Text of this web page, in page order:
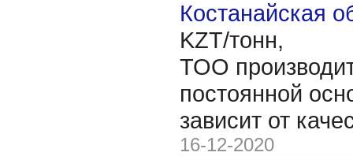
Костанайская
KZT/тонн,
ТОО
постоянной
зависит от
16-12-2020